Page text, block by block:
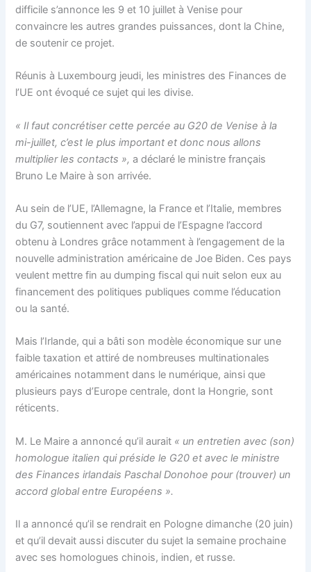
difficile s’annonce les 9 et 10 juillet à Venise pour
convaincre les autres grandes puissances, dont la Chine,
de soutenir ce projet.
Réunis à Luxembourg jeudi, les ministres des Finances de
l’UE ont évoqué ce sujet qui les divise.
« Il faut concrétiser cette percée au G20 de Venise à la
mi-juillet, c’est le plus important et donc nous allons
multiplier les contacts », a déclaré le ministre français
Bruno Le Maire à son arrivée.
Au sein de l’UE, l’Allemagne, la France et l’Italie, membres
du G7, soutiennent avec l’appui de l’Espagne l’accord
obtenu à Londres grâce notamment à l’engagement de la
nouvelle administration américaine de Joe Biden. Ces pays
veulent mettre fin au dumping fiscal qui nuit selon eux au
financement des politiques publiques comme l’éducation
ou la santé.
Mais l’Irlande, qui a bâti son modèle économique sur une
faible taxation et attiré de nombreuses multinationales
américaines notamment dans le numérique, ainsi que
plusieurs pays d’Europe centrale, dont la Hongrie, sont
réticents.
M. Le Maire a annoncé qu’il aurait « un entretien avec (son)
homologue italien qui préside le G20 et avec le ministre
des Finances irlandais Paschal Donohoe pour (trouver) un
accord global entre Européens ».
Il a annoncé qu’il se rendrait en Pologne dimanche (20 juin)
et qu’il devait aussi discuter du sujet la semaine prochaine
avec ses homologues chinois, indien, et russe.